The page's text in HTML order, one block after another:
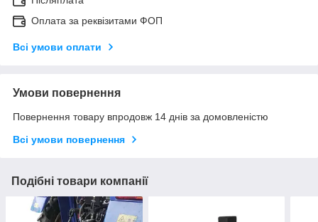
Оплата за реквізитами ФОП
Всі умови оплати
Умови повернення
Повернення товару впродовж 14 днів за домовленістю
Всі умови повернення
Подібні товари компанії